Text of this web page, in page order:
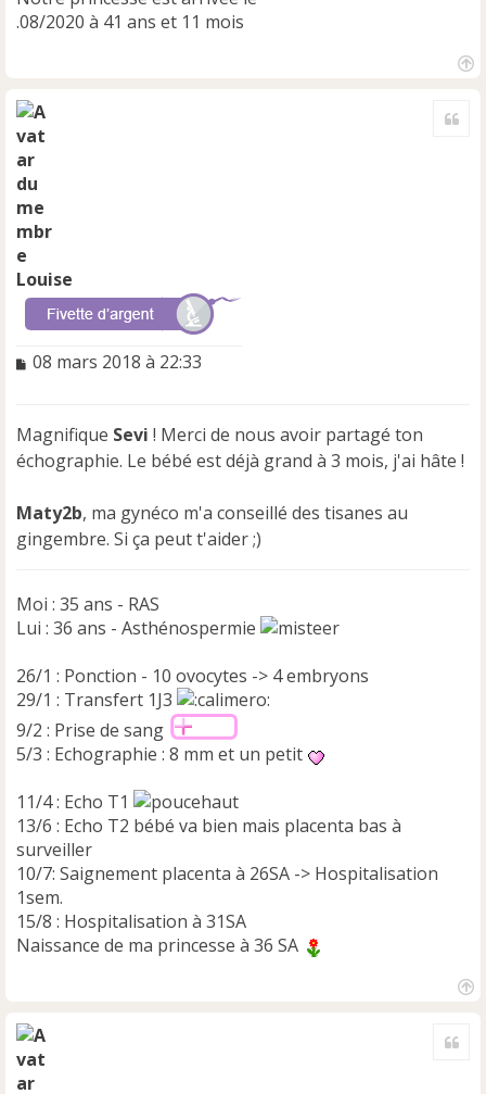
.08/2020 à 41 ans et 11 mois
Louise
M
s
a
g
n
o
n
08 mars 2018 à 22:33
Magnifique Sevi ! Merci de nous avoir partagé ton
échographie. Le bébé est déjà grand à 3 mois, j'ai hâte !
Maty2b, ma gynéco m'a conseillé des tisanes au
gingembre. Si ça peut t'aider ;)
Moi : 35 ans - RAS
Lui : 36 ans - Asthénospermie
26/1 : Ponction - 10 ovocytes -> 4 embryons
29/1 : Transfert 1J3
9/2 : Prise de sang
5/3 : Echographie : 8 mm et un petit
11/4 : Echo T1
13/6 : Echo T2 bébé va bien mais placenta bas à
surveiller
10/7: Saignement placenta à 26SA -> Hospitalisation
1sem.
15/8 : Hospitalisation à 31SA
Naissance de ma princesse à 36 SA